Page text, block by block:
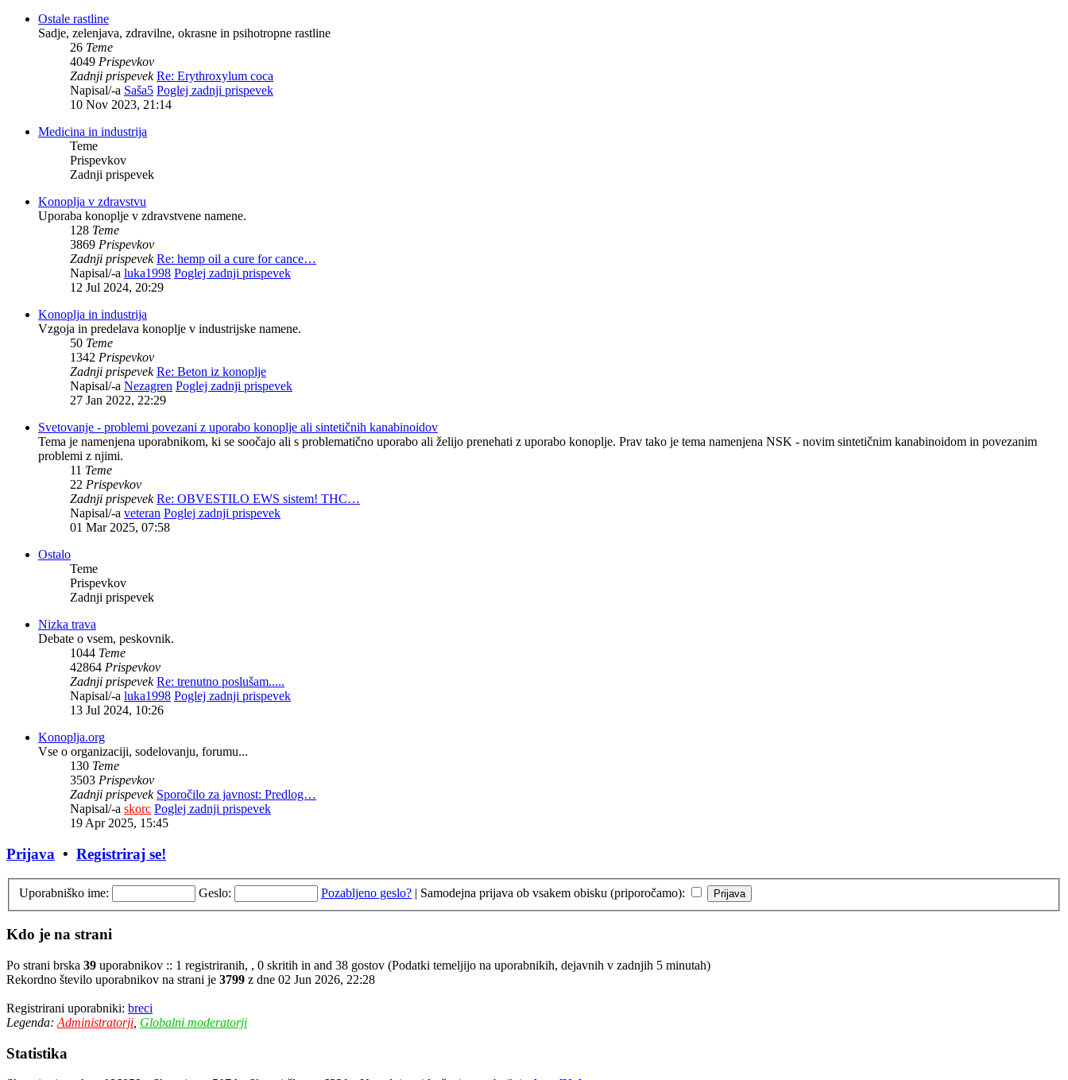
Ostale rastline
Sadje, zelenjava, zdravilne, okrasne in psihotropne rastline
26 Teme
4049 Prispevkov
Zadnji prispevek Re: Erythroxylum coca
Napisal/-a Saša5 Poglej zadnji prispevek
10 Nov 2023, 21:14
Medicina in industrija
Teme
Prispevkov
Zadnji prispevek
Konoplja v zdravstvu
Uporaba konoplje v zdravstvene namene.
128 Teme
3869 Prispevkov
Zadnji prispevek Re: hemp oil a cure for cance…
Napisal/-a luka1998 Poglej zadnji prispevek
12 Jul 2024, 20:29
Konoplja in industrija
Vzgoja in predelava konoplje v industrijske namene.
50 Teme
1342 Prispevkov
Zadnji prispevek Re: Beton iz konoplje
Napisal/-a Nezagren Poglej zadnji prispevek
27 Jan 2022, 22:29
Svetovanje - problemi povezani z uporabo konoplje ali sintetičnih kanabinoidov
Tema je namenjena uporabnikom, ki se soočajo ali s problematično uporabo ali želijo prenehati z uporabo konoplje. Prav tako je tema namenjena NSK - novim sintetičnim kanabinoidom in povezanim
problemi z njimi.
11 Teme
22 Prispevkov
Zadnji prispevek Re: OBVESTILO EWS sistem! THC…
Napisal/-a veteran Poglej zadnji prispevek
01 Mar 2025, 07:58
Ostalo
Teme
Prispevkov
Zadnji prispevek
Nizka trava
Debate o vsem, peskovnik.
1044 Teme
42864 Prispevkov
Zadnji prispevek Re: trenutno poslušam.....
Napisal/-a luka1998 Poglej zadnji prispevek
13 Jul 2024, 10:26
Konoplja.org
Vse o organizaciji, sodelovanju, forumu...
130 Teme
3503 Prispevkov
Zadnji prispevek Sporočilo za javnost: Predlog…
Napisal/-a skorc Poglej zadnji prispevek
19 Apr 2025, 15:45
Prijava • Registriraj se!
Uporabniško ime: Geslo: Pozabljeno geslo? | Samodejna prijava ob vsakem obisku (priporočamo):
Kdo je na strani
Po strani brska 39 uporabnikov :: 1 registriranih, , 0 skritih in and 38 gostov (Podatki temeljijo na uporabnikih, dejavnih v zadnjih 5 minutah)
Rekordno število uporabnikov na strani je 3799 z dne 02 Jun 2026, 22:28
Registrirani uporabniki: breci
Legenda: Administratorji Globalni moderatorji
Statistika